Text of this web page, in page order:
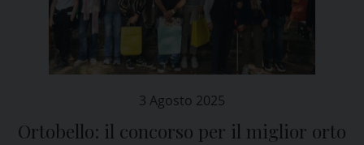
3 Agosto 2025
Ortobello: il concorso per il miglior orto